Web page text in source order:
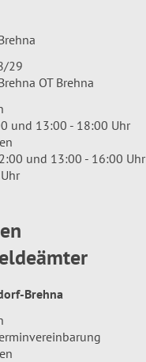
29
OT Brehna
und 13:00 - 18:00 Uhr
und 13:00 - 16:00 Uhr
Brehna